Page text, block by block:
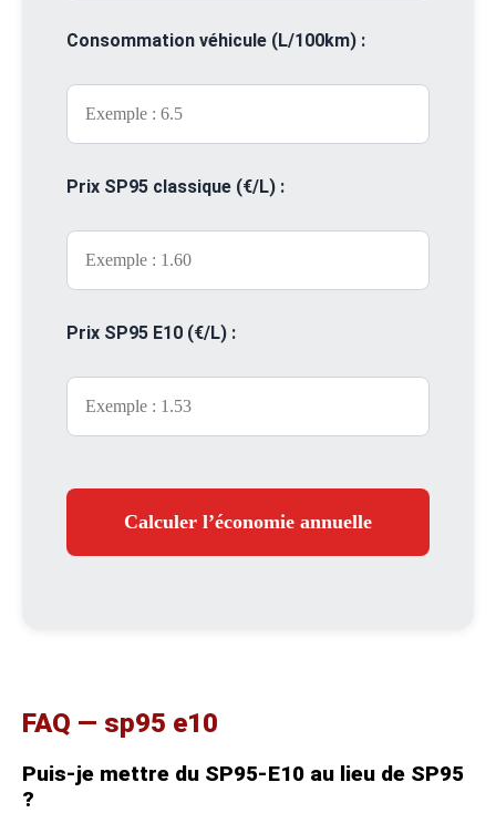
Consommation véhicule (L/100km) :
Prix SP95 classique (€/L) :
Prix SP95 E10 (€/L) :
Calculer l’économie annuelle
FAQ — sp95 e10
Puis-je mettre du SP95-E10 au lieu de SP95
?